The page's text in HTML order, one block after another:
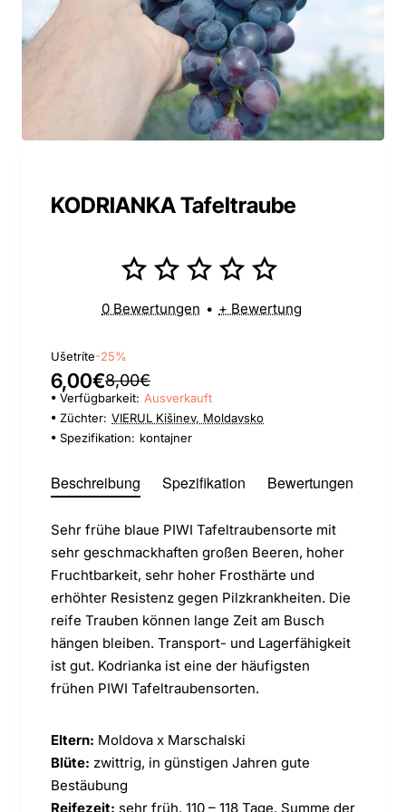
KODRIANKA Tafeltraube
0 Bewertungen • + Bewertung
Ušetríte-25%
6,00€8,00€
Verfügbarkeit: Ausverkauft
Züchter: VIERUL Kišinev, Moldavsko
Spezifikation: kontajner
Beschreibung Spezifikation Bewertungen
Sehr frühe blaue PIWI Tafeltraubensorte mit
sehr geschmackhaften großen Beeren, hoher
Fruchtbarkeit, sehr hoher Frosthärte und
erhöhter Resistenz gegen Pilzkrankheiten. Die
reife Trauben können lange Zeit am Busch
hängen bleiben. Transport- und Lagerfähigkeit
ist gut. Kodrianka ist eine der häufigsten
frühen PIWI Tafeltraubensorten.
Eltern: Moldova x Marschalski
Blüte: zwittrig, in günstigen Jahren gute
Bestäubung
Reifezeit: sehr früh, 110 – 118 Tage, Summe der